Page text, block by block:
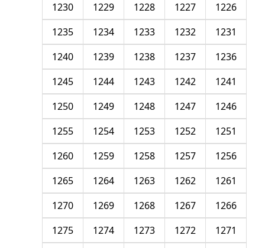
1226
1227
1228
1229
1230
1231
1232
1233
1234
1235
1236
1237
1238
1239
1240
1241
1242
1243
1244
1245
1246
1247
1248
1249
1250
1251
1252
1253
1254
1255
1256
1257
1258
1259
1260
1261
1262
1263
1264
1265
1266
1267
1268
1269
1270
1271
1272
1273
1274
1275